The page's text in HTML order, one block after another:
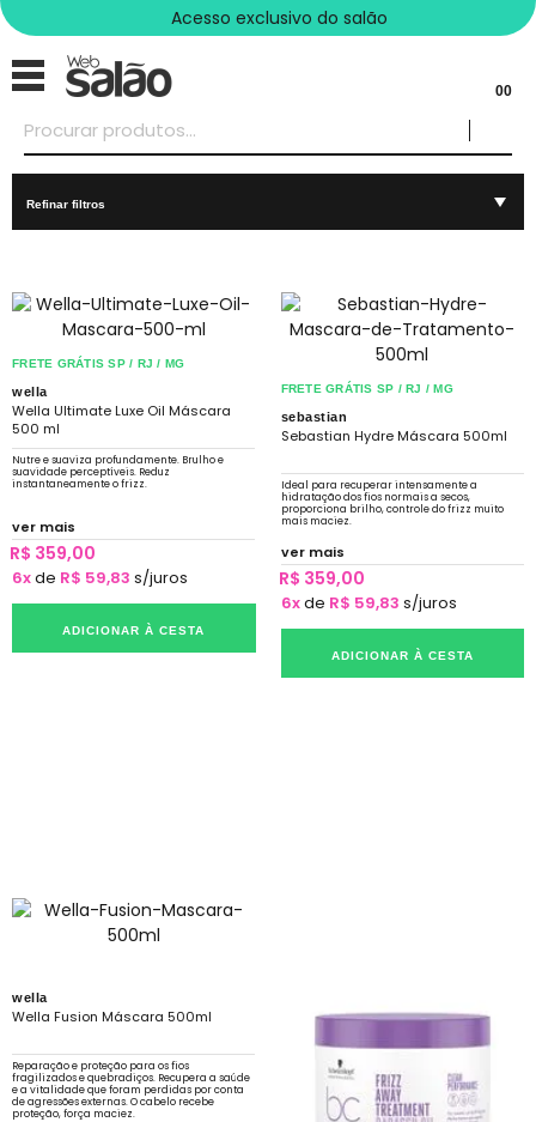
Acesso exclusivo do salão
00
Refinar filtros
FRETE GRÁTIS SP / RJ / MG
wella
Wella Ultimate Luxe Oil Máscara
500 ml
Nutre e suaviza profundamente. Brulho e
suavidade perceptíveis. Reduz
instantaneamente o frizz.
ver mais
R$ 359,00
6xde R$ 59,83 s/juros
ADICIONAR À CESTA
FRETE GRÁTIS SP / RJ / MG
sebastian
Sebastian Hydre Máscara 500ml
Ideal para recuperar intensamente a
hidratação dos fios normais a secos,
proporciona brilho, controle do frizz muito
mais maciez.
ver mais
R$ 359,00
6xde R$ 59,83 s/juros
ADICIONAR À CESTA
wella
Wella Fusion Máscara 500ml
Reparação e proteção para os fios
fragilizados e quebradiços. Recupera a saúde
e a vitalidade que foram perdidas por conta
de agressões externas. O cabelo recebe
proteção, força maciez.